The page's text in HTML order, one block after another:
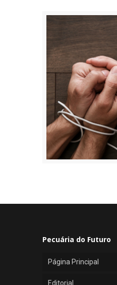
Pecuária do Futuro
Página Principal
Editorial